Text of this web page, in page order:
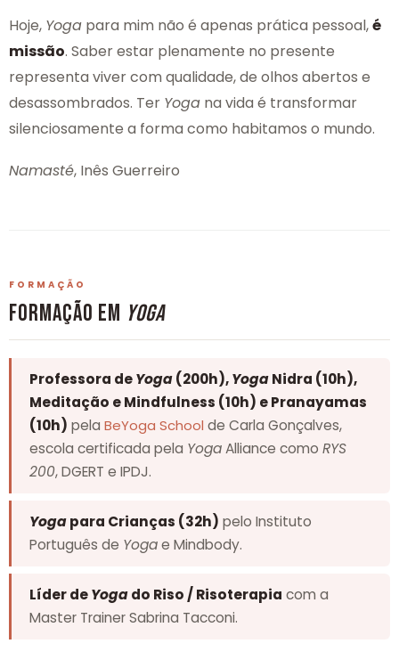
Hoje, Yoga para mim não é apenas prática pessoal,é
missão. Saber estar plenamente no presente
representa viver com qualidade, de olhos abertos e
desassombrados. Ter Yoga na vida é transformar
silenciosamente a forma como habitamos o mundo.
Namasté, Inês Guerreiro
FORMAÇÃO
FORMAÇÃO EM YOGA
Professora deYoga(200h),YogaNidra (10h),
Meditação e Mindfulness (10h) e Pranayamas
(10h) pela BeYoga School de Carla Gonçalves,
escola certificada pela YogaAlliance como RYS
200, DGERT e IPDJ.
Yogapara Crianças (32h) pelo Instituto
Português de Yogae Mindbody.
Líder deYogado Riso / Risoterapia com a
Master Trainer Sabrina Tacconi.